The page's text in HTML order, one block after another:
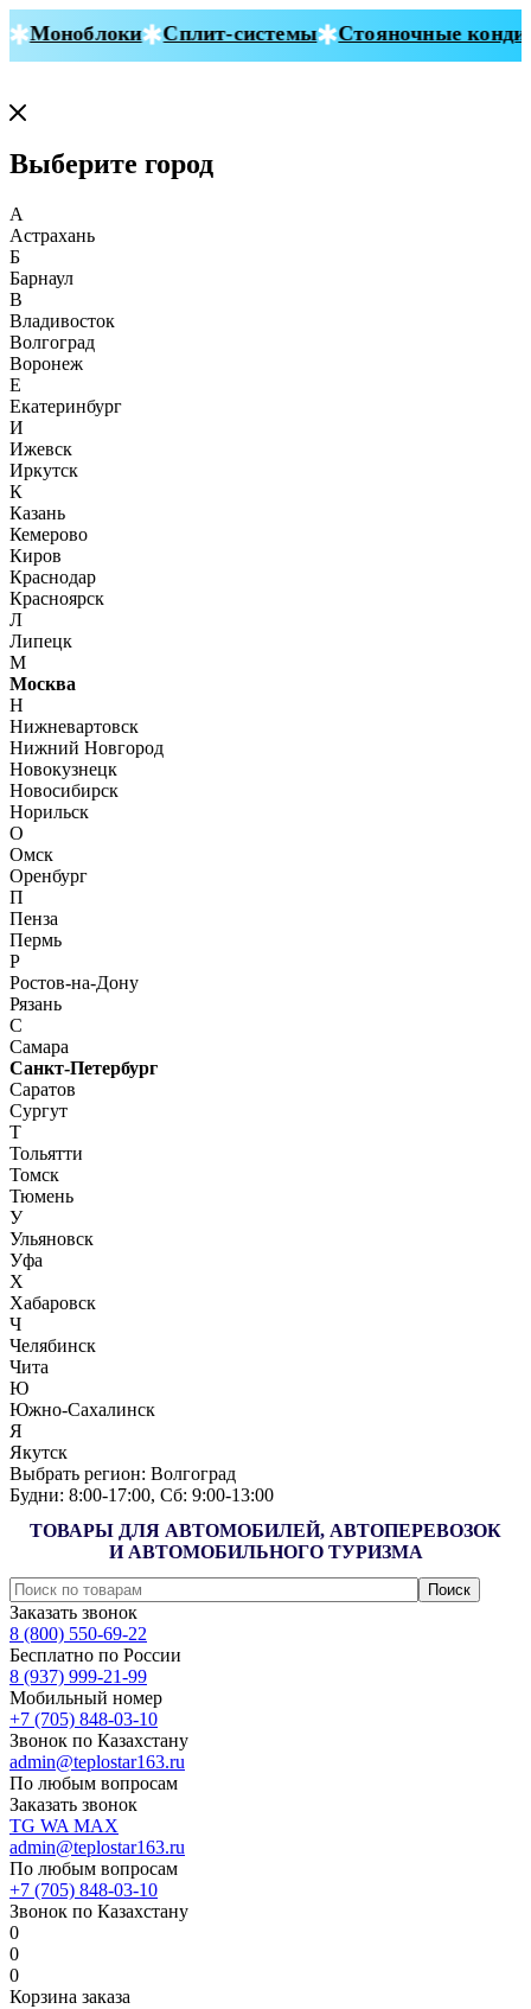
Моноблоки Сплит-системы Стояночные
Выберите город
А
Астрахань
Б
Барнаул
В
Владивосток
Волгоград
Воронеж
Е
Екатеринбург
И
Ижевск
Иркутск
К
Казань
Кемерово
Киров
Краснодар
Красноярск
Л
Липецк
М
Москва
Н
Нижневартовск
Нижний Новгород
Новокузнецк
Новосибирск
Норильск
О
Омск
Оренбург
П
Пенза
Пермь
Р
Ростов-на-Дону
Рязань
С
Самара
Санкт-Петербург
Саратов
Сургут
Т
Тольятти
Томск
Тюмень
У
Ульяновск
Уфа
Х
Хабаровск
Ч
Челябинск
Чита
Ю
Южно-Сахалинск
Я
Якутск
Выбрать регион: Волгоград
Будни: 8:00‑17:00, Сб: 9:00‑13:00
ТОВАРЫ ДЛЯ АВТОМОБИЛЕЙ, АВТОПЕРЕВОЗОК
И АВТОМОБИЛЬНОГО ТУРИЗМА
Заказать звонок
8 (800) 550-69-22
Бесплатно по России
8 (937) 999-21-99
Мобильный номер
+7 (705) 848-03-10
Звонок по Казахстану
admin@teplostar163.ru
По любым вопросам
Заказать звонок
TG WA MAX
admin@teplostar163.ru
По любым вопросам
+7 (705) 848-03-10
Звонок по Казахстану
0
0
0
Корзина заказа